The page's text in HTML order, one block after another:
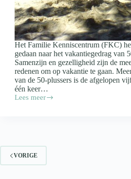
Het Familie Kenniscentrum (FKC)
gedaan naar het vakantiegedrag van
Samenzijn en gezelligheid zijn de
redenen om op vakantie te gaan.
van de 50-plussers is de afgelopen
één keer…
Lees meer
Senior
VORIGE